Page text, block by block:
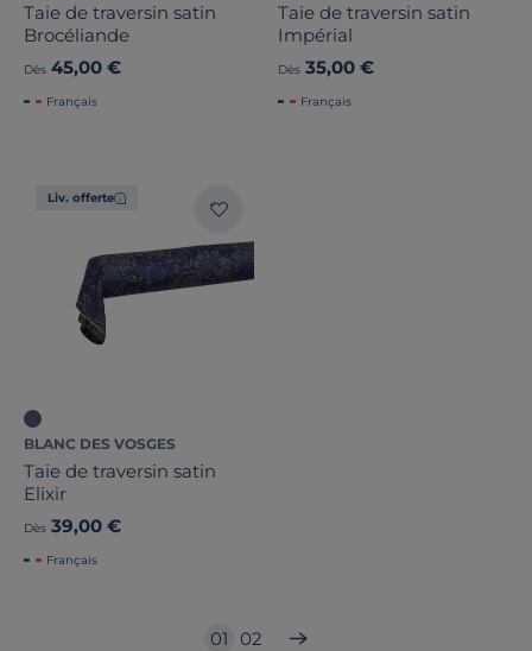
Taie de traversin satin
Brocéliande
Dès 45,00 €
Français
Taie de traversin satin
Impérial
Dès 35,00 €
Français
Liv. offerte
BLANC DES VOSGES
Taie de traversin satin
Elixir
Dès 39,00 €
Français
01 02